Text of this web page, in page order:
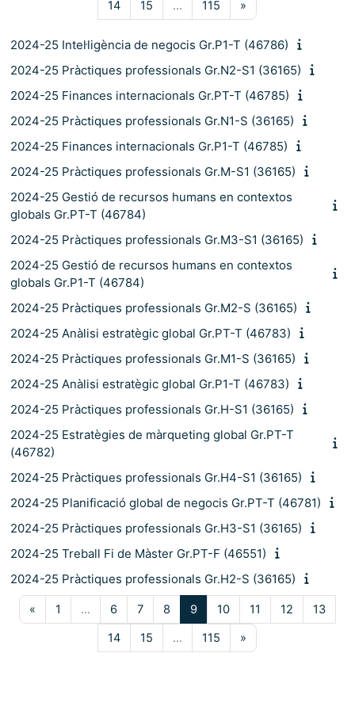
14Pàgina 14
15 Pàgina 15
… 115 Pàgina 115
»
2024-25 Intel·ligència de negocis Gr.P1-T (46786)
2024-25 Pràctiques professionals Gr.N2-S1 (36165)
2024-25 Finances internacionals Gr.PT-T (46785)
2024-25 Pràctiques professionals Gr.N1-S (36165)
2024-25 Finances internacionals Gr.P1-T (46785)
2024-25 Pràctiques professionals Gr.M-S1 (36165)
2024-25 Gestió de recursos humans en contextos
globals Gr.PT-T (46784)
2024-25 Pràctiques professionals Gr.M3-S1 (36165)
2024-25 Gestió de recursos humans en contextos
globals Gr.P1-T (46784)
2024-25 Pràctiques professionals Gr.M2-S (36165)
2024-25 Anàlisi estratègic global Gr.PT-T (46783)
2024-25 Pràctiques professionals Gr.M1-S (36165)
2024-25 Anàlisi estratègic global Gr.P1-T (46783)
2024-25 Pràctiques professionals Gr.H-S1 (36165)
2024-25 Estratègies de màrqueting global Gr.PT-T
(46782)
2024-25 Pràctiques professionals Gr.H4-S1 (36165)
2024-25 Planificació global de negocis Gr.PT-T (46781)
2024-25 Pràctiques professionals Gr.H3-S1 (36165)
2024-25 Treball Fi de Màster Gr.PT-F (46551)
2024-25 Pràctiques professionals Gr.H2-S (36165)
« Pàgina anterior
1 Pàgina 1
… 6Pàgina 6
7Pàgina 7
8 Pàgina 8
9Pàgina 9
10Pàgina 10
11 Pàgina 11
12 Pàgina 12
13
14Pàgina 14
15 Pàgina 15
… 115 Pàgina 115
»